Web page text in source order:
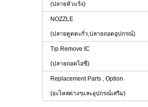
(ปลายหัวแร้ง)
NOZZLE
(ปลายดูดตะกั่ว,ปลายถอดอุปกรณ์)
Tip Remove IC
(ปลายถอดไอซี)
Replacement Parts , Option
(อะไหล่ต่างๆและอุปกรณ์เสริม)